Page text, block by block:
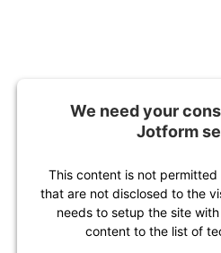
We need your
Jotform
This content is not
that are not disclosed to the
needs to setup the site
content to the list of